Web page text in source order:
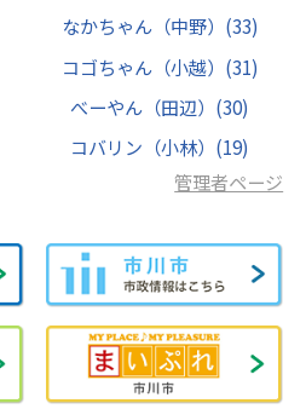
なかちゃん（中野） (33)
コゴちゃん（小越） (31)
べーやん（田辺） (30)
コバリン（小林） (19)
管理者ページ